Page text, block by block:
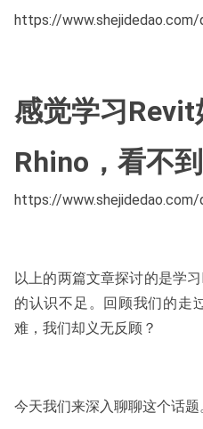
https://
感觉学习
Rhino，看不
https://
以上的两篇文章探讨的是学
的认识不足。回顾我们的走
难，我们却义无反顾？
今天我们来深入聊聊这个话题